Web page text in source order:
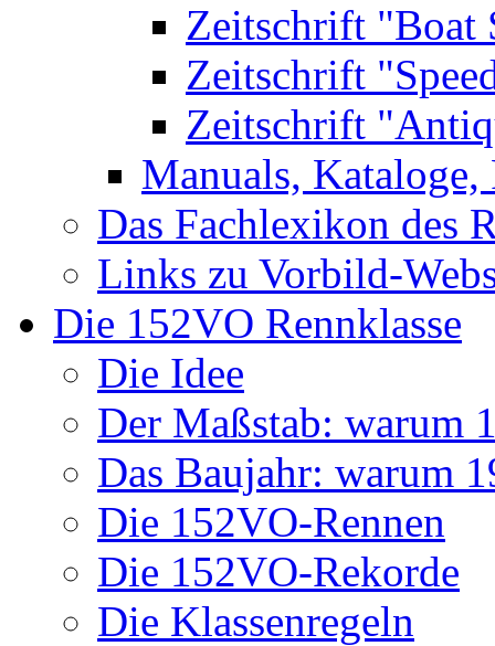
Zeitschrift "Boat
Zeitschrift
Zeitschrift
Manuals, Kataloge,
Das Fachlexikon des
Links zu Vorbild-
Die 152VO Rennklasse
Die Idee
Der Maßstab: warum
Das Baujahr: warum
Die 152VO-Rennen
Die 152VO-Rekorde
Die Klassenregeln